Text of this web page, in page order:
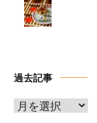
過去記事
ア